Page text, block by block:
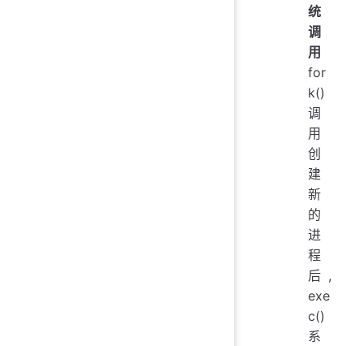
统
调
用
for
k()
调
用
创
建
新
的
进
程
后,
exe
c()
系